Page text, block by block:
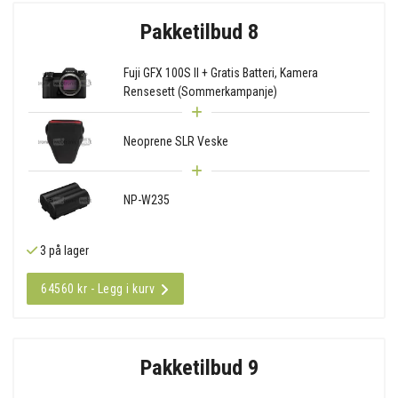
Pakketilbud 8
Fuji GFX 100S II + Gratis Batteri, Kamera
Rensesett (Sommerkampanje)
Neoprene SLR Veske
NP-W235
3 på lager
64560 kr - Legg i kurv
Pakketilbud 9